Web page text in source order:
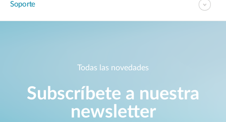
Soporte
Todas las novedades
Subscríbete a nuestra
newsletter